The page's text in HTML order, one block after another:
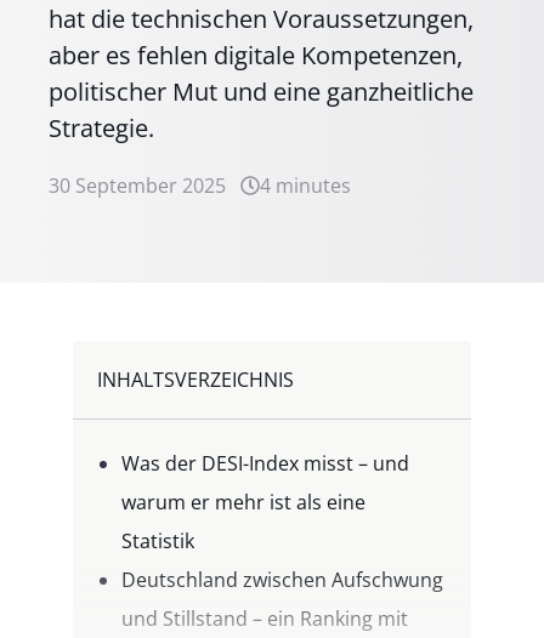
hat die technischen Voraussetzungen,
aber es fehlen digitale Kompetenzen,
politischer Mut und eine ganzheitliche
Strategie.
30 September 2025 4 minutes
INHALTSVERZEICHNIS
Was der DESI-Index misst – und
warum er mehr ist als eine
Statistik
Deutschland zwischen Aufschwung
und Stillstand – ein Ranking mit